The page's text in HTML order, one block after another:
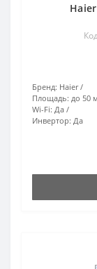
Бренд: Haier
Площадь: до 50
Wi-Fi: Да
Инвертор: Да